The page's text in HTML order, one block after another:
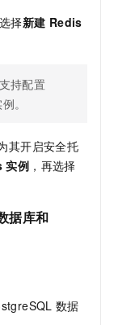
择新建 Redis
持配置
。
其开启安全托
实例 ，再选择
据库和
数据